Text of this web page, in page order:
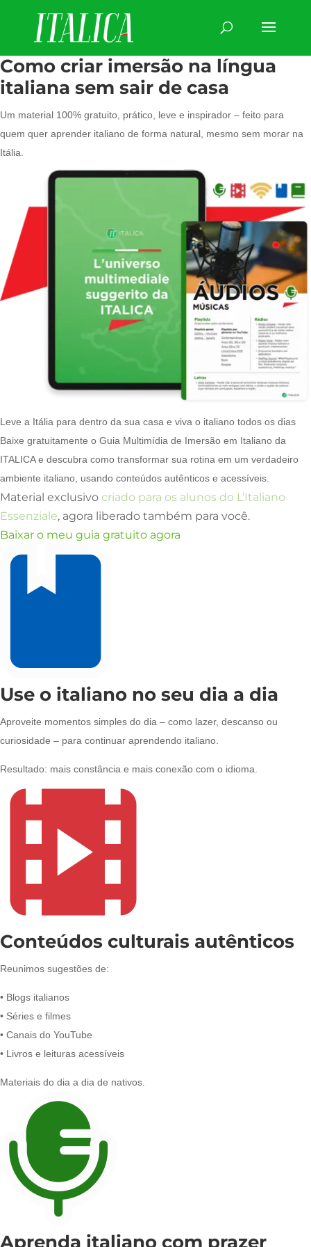
Como criar imersão na língua
italiana sem sair de casa
Um material 100% gratuito, prático, leve e inspirador – feito para
quem quer aprender italiano de forma natural, mesmo sem morar na
Itália.
Leve a Itália para dentro da sua casa e viva o italiano todos os dias
Baixe gratuitamente o Guia Multimídia de Imersão em Italiano da
ITALICA e descubra como transformar sua rotina em um verdadeiro
ambiente italiano, usando conteúdos autênticos e acessíveis.
Material exclusivo criado para os alunos do L’Italiano
Essenziale, agora liberado também para você.
Baixar o meu guia gratuito agora
Use o italiano no seu dia a dia
Aproveite momentos simples do dia – como lazer, descanso ou
curiosidade – para continuar aprendendo italiano.
Resultado: mais constância e mais conexão com o idioma.
Conteúdos culturais autênticos
Reunimos sugestões de:
• Blogs italianos
• Séries e filmes
• Canais do YouTube
• Livros e leituras acessíveis
Materiais do dia a dia de nativos.
Aprenda italiano com prazer